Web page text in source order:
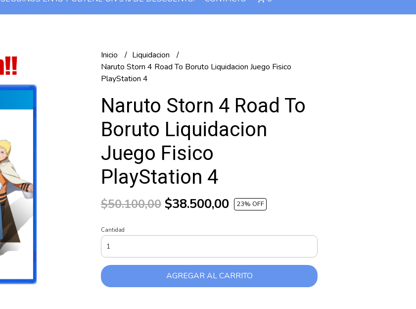
Inicio
Liquidacion
Naruto Storn 4 Road To Boruto Liquidacion Juego Fisico
PlayStation 4
Naruto Storn 4 Road To
Boruto Liquidacion
Juego Fisico
PlayStation 4
$50.100,00 $38.500,00 23% OFF
Cantidad
AGREGAR AL CARRITO